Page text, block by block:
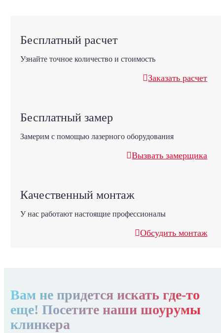
Бесплатный расчет
Узнайте точное количество и стоимость
Заказать расчет
Бесплатный замер
Замерим с помощью лазерного оборудования
Вызвать замерщика
Качественный монтаж
У нас работают настоящие профессионалы
Обсудить монтаж
Вам не придется искать где-то
еще! Посетите наши шоурумы
клинкера